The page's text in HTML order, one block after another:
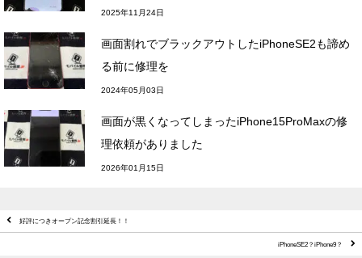
2025年11月24日
画面割れでブラックアウトしたiPhoneSE2も諦め
る前に修理を
2024年05月03日
画面が黒くなってしまったiPhone15ProMaxの修
理依頼がありました
2026年01月15日
好評につきオープン記念割引延長！！
iPhoneSE2？iPhone9？